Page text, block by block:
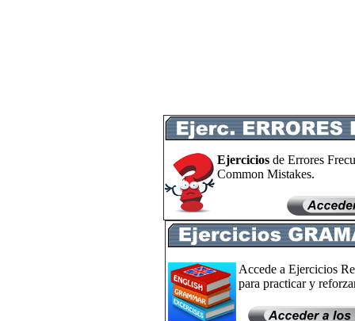
Ejerciciosde Errores
Common Mistakes.
Accede a Ejercicios
para practicar y